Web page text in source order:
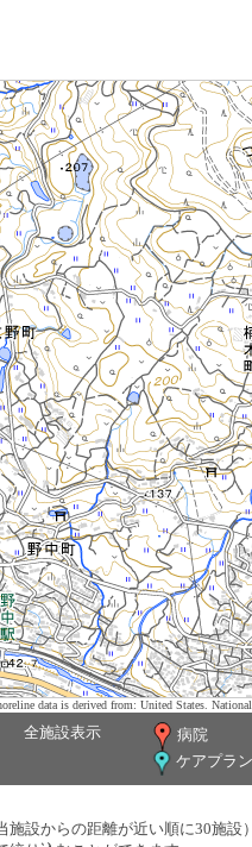
data is derived from: United States.
全施設表示 病院
ケアプラン
設からの距離が近い順に30施設）